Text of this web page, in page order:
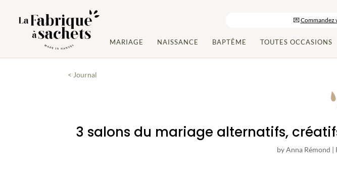
💌Commandez
MARIAGE NAISSANCE BAPTÊME TOUTES OCCASIONS
< Journal
3 salons du mariage alternatifs,
byAnna Rémond |